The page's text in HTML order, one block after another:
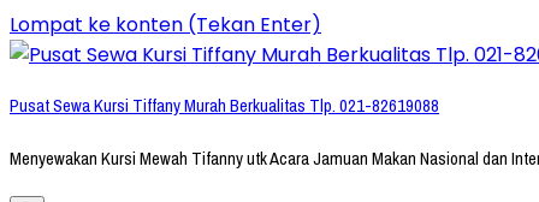
Lompat ke konten (Tekan Enter)
Pusat Sewa Kursi Tiffany Murah Berkualitas Tlp. 021-82619088
Menyewakan Kursi Mewah Tifanny utk Acara Jamuan Makan Nasional dan